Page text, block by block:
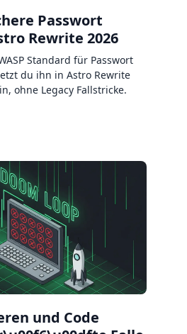
Passwort
Rewrite 2026
Standard für Passwort
du ihn in Astro Rewrite
ohne Legacy Fallstricke.
und Code